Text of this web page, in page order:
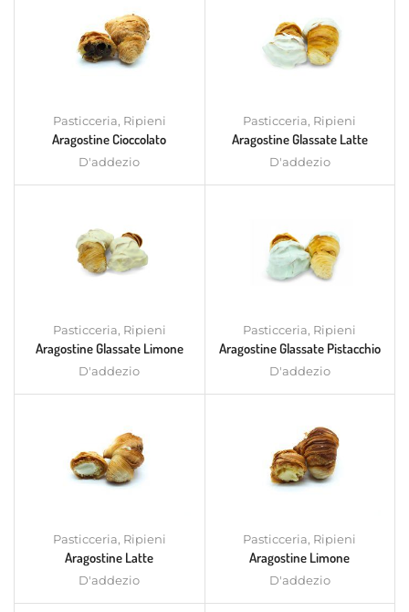
Pasticceria, Ripieni
Aragostine Cioccolato
D'addezio
Pasticceria, Ripieni
Aragostine Glassate Latte
D'addezio
Pasticceria, Ripieni
Aragostine Glassate Limone
D'addezio
Pasticceria, Ripieni
Aragostine Glassate Pistacchio
D'addezio
Pasticceria, Ripieni
Aragostine Latte
D'addezio
Pasticceria, Ripieni
Aragostine Limone
D'addezio